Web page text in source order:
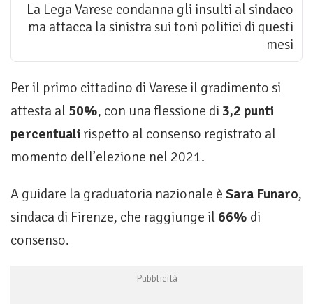
La Lega Varese condanna gli insulti al sindaco
ma attacca la sinistra sui toni politici di questi
mesi
Per il primo cittadino di Varese il gradimento si
attesta al 50%, con una flessione di 3,2 punti
percentuali rispetto al consenso registrato al
momento dell’elezione nel 2021.
A guidare la graduatoria nazionale è Sara Funaro,
sindaca di Firenze, che raggiunge il 66% di
consenso.